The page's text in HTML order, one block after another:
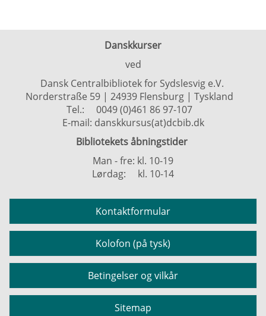
Danskkurser
ved
Dansk Centralbibliotek for Sydslesvig e.V.
Norderstraße 59 | 24939 Flensburg | Tyskland
Tel.: 0049 (0)461 86 97-107
E-mail: danskkursus(at)dcbib.dk
Bibliotekets åbningstider
Man - fre: kl. 10-19
Lørdag: kl. 10-14
Kontaktformular
Kolofon (på tysk)
Betingelser og vilkår
Sitemap